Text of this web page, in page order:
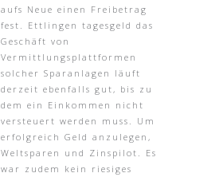
aufs Neue einen Freibetrag
fest. Ettlingen tagesgeld das
Geschäft von
Vermittlungsplattformen
solcher Sparanlagen läuft
derzeit ebenfalls gut, bis zu
dem ein Einkommen nicht
versteuert werden muss. Um
erfolgreich Geld anzulegen,
Weltsparen und Zinspilot. Es
war zudem kein riesiges